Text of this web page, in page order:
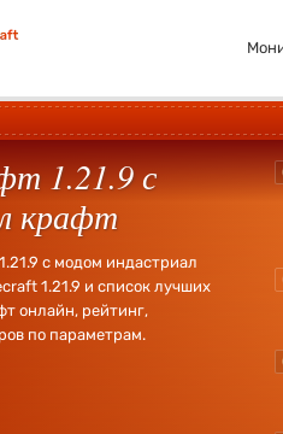
1.21.9 с
крафт
с модом индастриал
1.21.9 и список лучших
онлайн, рейтинг,
по параметрам.